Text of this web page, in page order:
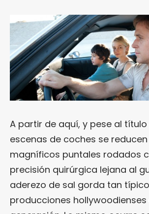
A partir de aquí, y pese al
escenas de coches se
magníficos puntales rodados
precisión quirúrgica lejana al
aderezo de sal gorda tan
producciones